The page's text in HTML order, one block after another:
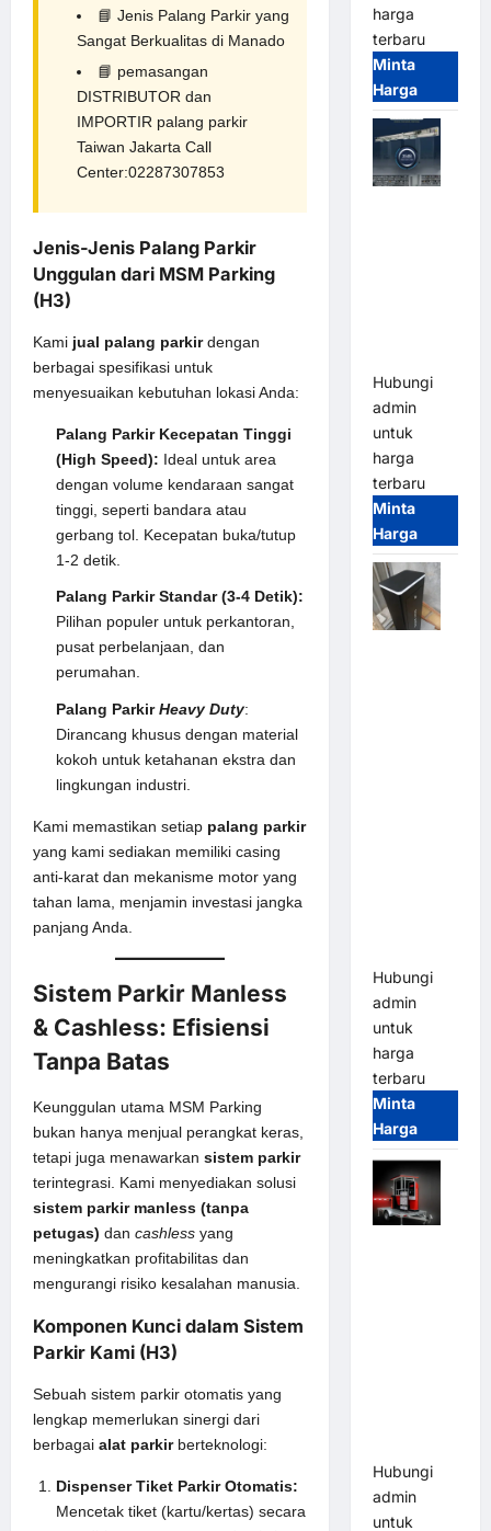
📘 Jenis Palang Parkir yang
Sangat Berkualitas di Manado
📘 pemasangan
DISTRIBUTOR dan
IMPORTIR palang parkir
Taiwan Jakarta Call
Center:02287307853
Jenis-Jenis Palang Parkir
Unggulan dari MSM Parking
(H3)
Kami jual palang parkirdengan
berbagai spesifikasi untuk
menyesuaikan kebutuhan lokasi Anda:
Palang Parkir Kecepatan Tinggi
(High Speed): Ideal untuk area
dengan volume kendaraan sangat
tinggi, seperti bandara atau
gerbang tol. Kecepatan buka/tutup
1-2 detik.
Palang Parkir Standar (3-4 Detik):
Pilihan populer untuk perkantoran,
pusat perbelanjaan, dan
perumahan.
Palang ParkirHeavy Duty:
Dirancang khusus dengan material
kokoh untuk ketahanan ekstra dan
lingkungan industri.
Kami memastikan setiap palang parkir
yang kami sediakan memiliki casing
anti-karat dan mekanisme motor yang
tahan lama, menjamin investasi jangka
panjang Anda.
Sistem Parkir Manless
& Cashless: Efisiensi
Tanpa Batas
Keunggulan utama MSM Parking
bukan hanya menjual perangkat keras,
tetapi juga menawarkan sistem parkir
terintegrasi. Kami menyediakan solusi
sistem parkir manless (tanpa
petugas) dan cashless yang
meningkatkan profitabilitas dan
mengurangi risiko kesalahan manusia.
Komponen Kunci dalam Sistem
Parkir Kami (H3)
Sebuah sistem parkir otomatis yang
lengkap memerlukan sinergi dari
berbagai alat parkirberteknologi:
Dispenser Tiket Parkir Otomatis:
Mencetak tiket (kartu/kertas) secara
harga
terbaru
Minta
Harga
Hubungi
admin
untuk
harga
terbaru
Minta
Harga
Hubungi
admin
untuk
harga
terbaru
Minta
Harga
Hubungi
admin
untuk